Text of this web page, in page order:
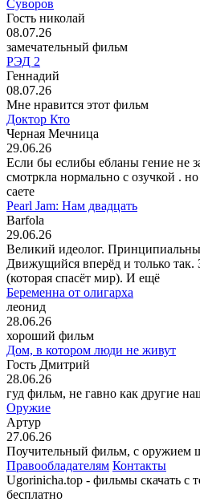
Суворов
Гость николай
08.07.26
замечательный фильм
РЭД 2
Геннадий
08.07.26
Мне нравится этот фильм
Доктор Кто
Черная Мечница
29.06.26
Если бы еслибы ебланы гение не
смотркла нормально с озучкой .
саете
Pearl Jam: Нам двадцать
Barfola
29.06.26
Великий идеолог.
Движущийся вперёд и только так.
(которая спасёт мир). И ещё
Беременна от олигарха
леонид
28.06.26
хороший фильм
Дом, в котором люди не живут
Гость Дмитрий
28.06.26
гуд фильм, не гавно как другие
Оружие
Артур
27.06.26
Поучительный фильм, с оружием
Правообладателям Контакты
Ugorinicha.top - фильмы скачать с
бесплатно